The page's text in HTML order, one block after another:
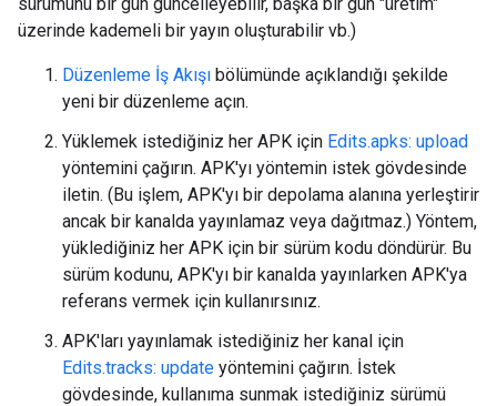
üzerinde kademeli bir yayın oluşturabilir vb.)
Düzenleme İş Akışı bölümünde açıklandığı şekilde
yeni bir düzenleme açın.
Yüklemek istediğiniz her APK için Edits.apks: upload
yöntemini çağırın. APK'yı yöntemin istek gövdesinde
iletin. (Bu işlem, APK'yı bir depolama alanına yerleştirir
ancak bir kanalda yayınlamaz veya dağıtmaz.) Yöntem,
yüklediğiniz her APK için bir sürüm kodu döndürür. Bu
sürüm kodunu, APK'yı bir kanalda yayınlarken APK'ya
referans vermek için kullanırsınız.
APK'ları yayınlamak istediğiniz her kanal için
Edits.tracks: update yöntemini çağırın. İstek
gövdesinde, kullanıma sunmak istediğiniz sürümü